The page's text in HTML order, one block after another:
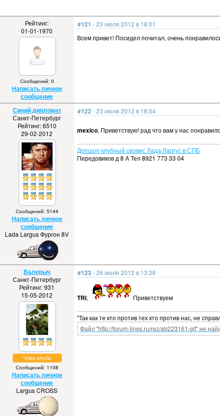
Рейтинг:
01-01-1970
Сообщений: 0
Написать личное
сообщение
#121 - 23 июля 2012 в 18:01
Всем привет! Посидел почитал, очень
Синий дипломат
Санкт-Петербург
Рейтинг: 6510
29-02-2012
Сообщений: 5144
Написать личное
сообщение
Lada Largus Фургон 8V
#122 - 23 июля 2012 в 18:04
mexico, Приветствую! рад что вам у нас
Допшоп клубный сервис Лада Ларгус в СПБ
Передовиков д 8 А Тел 8921 773 33 04
Валерыч
Санкт-Петербург
Рейтинг: 931
15-05-2012
Член клуба
Сообщений: 1108
Написать личное
сообщение
Largus CROSS
#123 - 26 июля 2012 в 13:38
TRI, Приветствуем
"Так как те кто против тех кто против нас, не
Файл "http://forum-lines.ru/rez/ab223161.gif" не